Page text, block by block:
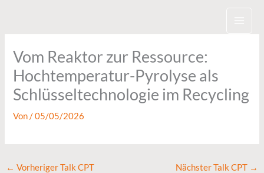
Vom Reaktor zur Ressource:
Hochtemperatur-Pyrolyse als
Schlüsseltechnologie im Recycling
Von/05/05/2026
← Vorheriger Talk CPT Nächster Talk CPT →